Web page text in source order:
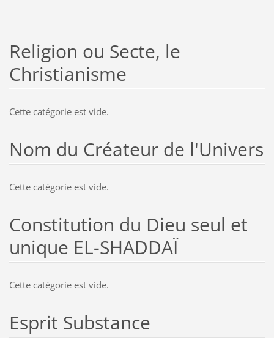
Religion ou Secte, le
Christianisme
Cette catégorie est vide.
Nom du Créateur de l'Univers
Cette catégorie est vide.
Constitution du Dieu seul et
unique EL-SHADDAÏ
Cette catégorie est vide.
Esprit Substance